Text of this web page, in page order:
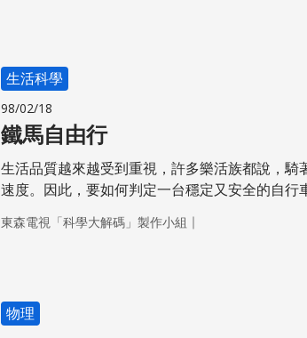
生活科學
98/02/18
鐵馬自由行
生活品質越來越受到重視，許多樂活族都說，騎
速度。因此，要如何判定一台穩定又安全的自行
一些看似簡單，卻意義深遠的設計理念。
東森電視「科學大解碼」製作小組 ｜
物理